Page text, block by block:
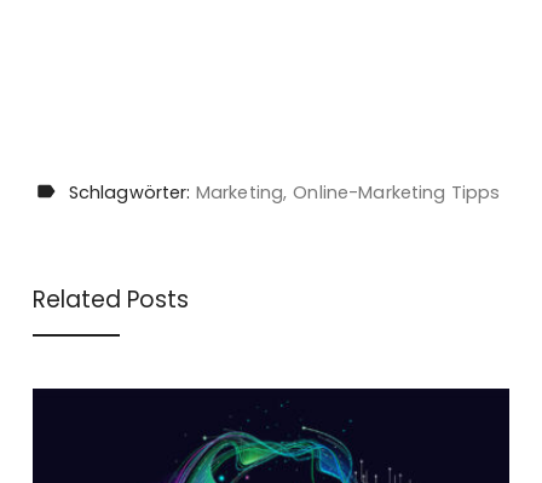
Schlagwörter: Marketing Online-Marketing Tipps
Related Posts